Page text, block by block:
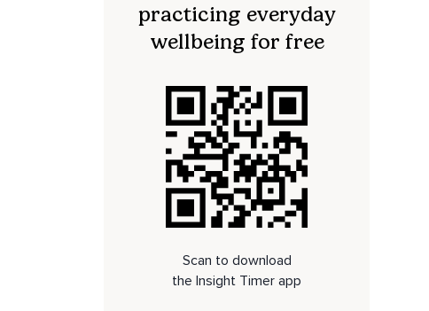
practicing everyday
wellbeing for free
Scan to download
the Insight Timer app